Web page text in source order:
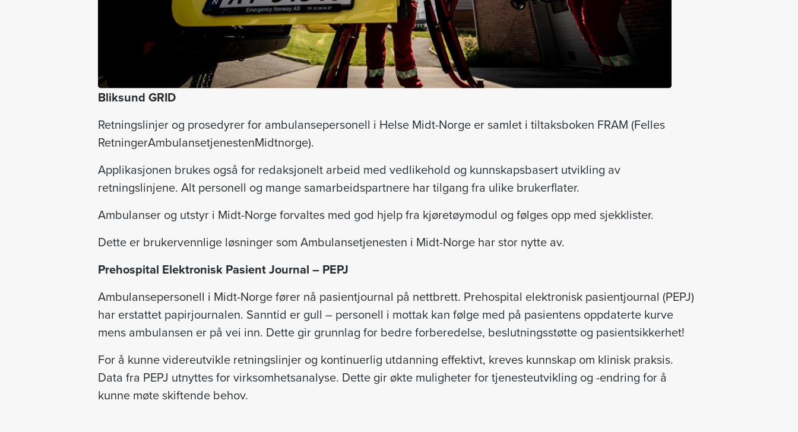
Bliksund GRID
Retningslinjer og prosedyrer for ambulansepersonell i Helse Midt-Norge er samlet i tiltaksboken FRAM (Felles
RetningerAmbulansetjenestenMidtnorge).
Applikasjonen brukes også for redaksjonelt arbeid med vedlikehold og kunnskapsbasert utvikling av
retningslinjene. Alt personell og mange samarbeidspartnere har tilgang fra ulike brukerflater.
Ambulanser og utstyr i Midt-Norge forvaltes med god hjelp fra kjøretøymodul og følges opp med sjekklister.
Dette er brukervennlige løsninger som Ambulansetjenesten i Midt-Norge har stor nytte av.
Prehospital Elektronisk Pasient Journal – PEPJ
Ambulansepersonell i Midt-Norge fører nå pasientjournal på nettbrett. Prehospital elektronisk pasientjournal (PEPJ)
har erstattet papirjournalen. Sanntid er gull – personell i mottak kan følge med på pasientens oppdaterte kurve
mens ambulansen er på vei inn. Dette gir grunnlag for bedre forberedelse, beslutningsstøtte og pasientsikkerhet!
For å kunne videreutvikle retningslinjer og kontinuerlig utdanning effektivt, kreves kunnskap om klinisk praksis.
Data fra PEPJ utnyttes for virksomhetsanalyse. Dette gir økte muligheter for tjenesteutvikling og -endring for å
kunne møte skiftende behov.